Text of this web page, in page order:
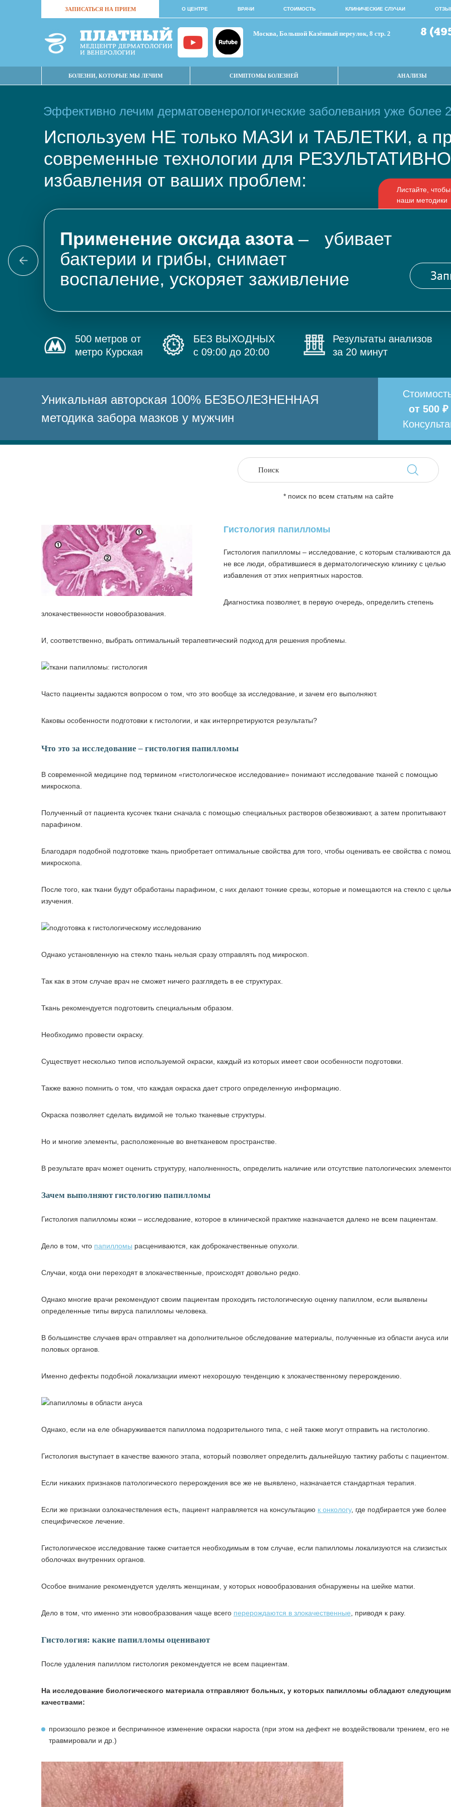
ЗАПИСАТЬСЯ НА ПРИЕМ О ЦЕНТРЕ ВРАЧИ СТОИМОСТЬ КЛИНИЧЕСКИЕ СЛУЧАИ
Москва, Большой Казённый переулок, 8 стр. 2 8
БОЛЕЗНИ, КОТОРЫЕ МЫ ЛЕЧИМ СИМПТОМЫ БОЛЕЗНЕЙ АНАЛИЗЫ
Эффективно лечим дерматовенерологические заболевания уже более
Используем НЕ только МАЗИ и ТАБЛЕТКИ, а
современные технологии для
избавления от ваших проблем:
Применение оксида азота– убивает
бактерии и грибы, снимает
воспаление, ускоряет заживление
500 метров от
метро Курская
БЕЗ ВЫХОДНЫХ
с 09:00 до 20:00
Результаты анализов
за 20 минут
Уникальная авторская 100% БЕЗБОЛЕЗНЕННАЯ
методика забора мазков у мужчин
от 500
* поиск по всем статьям на сайте
Гистология папилломы
Гистология папилломы – исследование, с которым сталкиваются
не все люди, обратившиеся в дерматологическую клинику с целью
избавления от этих неприятных наростов.
Диагностика позволяет, в первую очередь, определить степень
злокачественности новообразования.
И, соответственно, выбрать оптимальный терапевтический подход для решения проблемы.
Часто пациенты задаются вопросом о том, что это вообще за исследование, и зачем его выполняют.
Каковы особенности подготовки к гистологии, и как интерпретируются результаты?
Что это за исследование – гистология папилломы
В современной медицине под термином «гистологическое исследование» понимают исследование тканей с помощью
микроскопа.
Полученный от пациента кусочек ткани сначала с помощью специальных растворов обезвоживают, а затем пропитывают
парафином.
Благодаря подобной подготовке ткань приобретает оптимальные свойства для того, чтобы оценивать ее свойства с
микроскопа.
После того, как ткани будут обработаны парафином, с них делают тонкие срезы, которые и помещаются на стекло с
изучения.
Однако установленную на стекло ткань нельзя сразу отправлять под микроскоп.
Так как в этом случае врач не сможет ничего разглядеть в ее структурах.
Ткань рекомендуется подготовить специальным образом.
Необходимо провести окраску.
Существует несколько типов используемой окраски, каждый из которых имеет свои особенности подготовки.
Также важно помнить о том, что каждая окраска дает строго определенную информацию.
Окраска позволяет сделать видимой не только тканевые структуры.
Но и многие элементы, расположенные во внетканевом пространстве.
В результате врач может оценить структуру, наполненность, определить наличие или отсутствие патологических
Зачем выполняют гистологию папилломы
Гистология папилломы кожи – исследование, которое в клинической практике назначается далеко не всем пациентам.
Дело в том, что папилломы расцениваются, как доброкачественные опухоли.
Случаи, когда они переходят в злокачественные, происходят довольно редко.
Однако многие врачи рекомендуют своим пациентам проходить гистологическую оценку папиллом, если выявлены
определенные типы вируса папилломы человека.
В большинстве случаев врач отправляет на дополнительное обследование материалы, полученные из области ануса или
половых органов.
Именно дефекты подобной локализации имеют нехорошую тенденцию к злокачественному перерождению.
Однако, если на еле обнаруживается папиллома подозрительного типа, с ней также могут отправить на гистологию.
Гистология выступает в качестве важного этапа, который позволяет определить дальнейшую тактику работы с пациентом.
Если никаких признаков патологического перерождения все же не выявлено, назначается стандартная терапия.
Если же признаки озлокачествления есть, пациент направляется на консультацию к онкологу, где подбирается уже более
специфическое лечение.
Гистологическое исследование также считается необходимым в том случае, если папилломы локализуются на слизистых
оболочках внутренних органов.
Особое внимание рекомендуется уделять женщинам, у которых новообразования обнаружены на шейке матки.
Дело в том, что именно эти новообразования чаще всего перерождаются в злокачественные , приводя к раку.
Гистология: какие папилломы оценивают
После удаления папиллом гистология рекомендуется не всем пациентам.
На исследование биологического материала отправляют больных, у которых папилломы обладают
качествами:
произошло резкое и беспричинное изменение окраски нароста (при этом на дефект не воздействовали трением, его не
травмировали и др.)